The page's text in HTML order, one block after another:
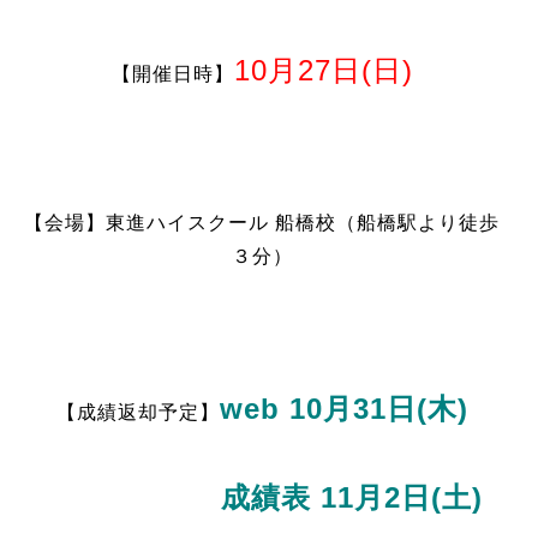
【開催日時】 10月27日(日)
【会場】東進ハイスクール 船橋校（船橋駅より徒歩
３分）
【成績返却予定】 web 10月31日(木)
成績表 11月2日(土)